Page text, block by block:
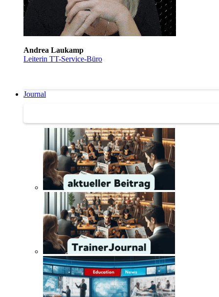
Andrea Laukamp
Leiterin TT-Service-Büro
Journal